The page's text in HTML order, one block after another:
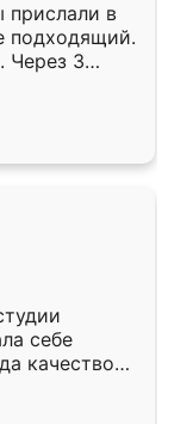
прислали в
подходящий.
Через 3
Остались
себе
качеством
уже почти